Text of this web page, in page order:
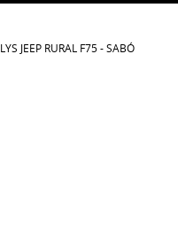
JEEP RURAL F75 - SABÓ